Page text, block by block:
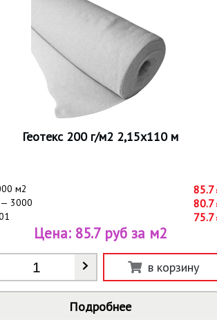
Геотекс 200 г/м2 2,15х110 м
м2 85.7
3000 80.7
75.7
Количество *
Цена: 85.7 руб за м2
в корзину
Подробнее